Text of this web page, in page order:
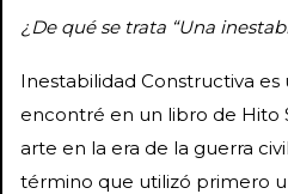
¿De qué se trata “Una
Inestabilidad Constructiva
encontré en un libro de Hito
arte en la era de la guerra
término que utilizó primero